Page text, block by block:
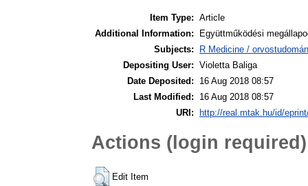
Item Type: Article
Additional Information:
Együttműködési
Subjects:
R Medicine /
Depositing User: Violetta Baliga
Date Deposited:
16 Aug 2018 08:57
Last Modified:
16 Aug 2018 08:57
URI:
http://real.mtak.hu/id/
Actions (login required)
Edit Item